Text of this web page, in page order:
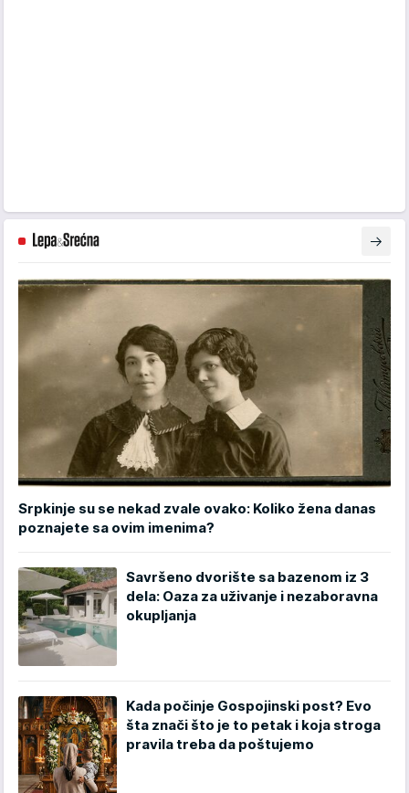
Srpkinje su se nekad zvale ovako: Koliko žena danas
poznajete sa ovim imenima?
Savršeno dvorište sa bazenom iz 3
dela: Oaza za uživanje i nezaboravna
okupljanja
Kada počinje Gospojinski post? Evo
šta znači što je to petak i koja stroga
pravila treba da poštujemo